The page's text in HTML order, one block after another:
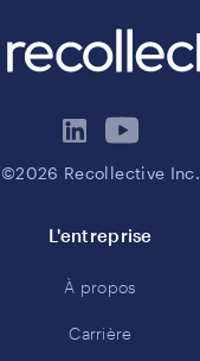
©2026 Recollective Inc.
L'entreprise
À propos
Carrière